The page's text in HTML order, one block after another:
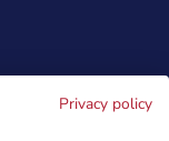
Privacy policy